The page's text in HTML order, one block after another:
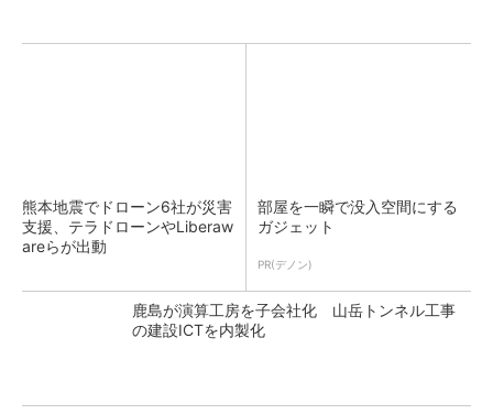
熊本地震でドローン6社が災害
支援、テラドローンやLiberaw
areらが出動
部屋を一瞬で没入空間にする
ガジェット
PR(デノン)
鹿島が演算工房を子会社化 山岳トンネル工事
の建設ICTを内製化